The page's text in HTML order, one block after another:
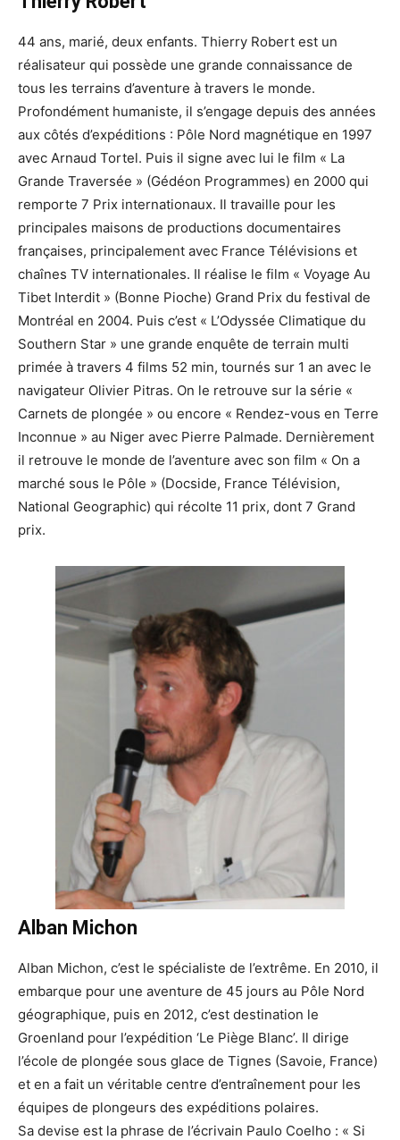
44 ans, marié, deux enfants. Thierry Robert est un
réalisateur qui possède une grande connaissance de
tous les terrains d’aventure à travers le monde.
Profondément humaniste, il s’engage depuis des années
aux côtés d’expéditions : Pôle Nord magnétique en 1997
avec Arnaud Tortel. Puis il signe avec lui le film « La
Grande Traversée » (Gédéon Programmes) en 2000 qui
remporte 7 Prix internationaux. Il travaille pour les
principales maisons de productions documentaires
françaises, principalement avec France Télévisions et
chaînes TV internationales. Il réalise le film « Voyage Au
Tibet Interdit » (Bonne Pioche) Grand Prix du festival de
Montréal en 2004. Puis c’est « L’Odyssée Climatique du
Southern Star » une grande enquête de terrain multi
primée à travers 4 films 52 min, tournés sur 1 an avec le
navigateur Olivier Pitras. On le retrouve sur la série «
Carnets de plongée » ou encore « Rendez-vous en Terre
Inconnue » au Niger avec Pierre Palmade. Dernièrement
il retrouve le monde de l’aventure avec son film « On a
marché sous le Pôle » (Docside, France Télévision,
National Geographic) qui récolte 11 prix, dont 7 Grand
prix.
Alban Michon
Alban Michon, c’est le spécialiste de l’extrême. En 2010, il
embarque pour une aventure de 45 jours au Pôle Nord
géographique, puis en 2012, c’est destination le
Groenland pour l’expédition ‘Le Piège Blanc’. Il dirige
l’école de plongée sous glace de Tignes (Savoie, France)
et en a fait un véritable centre d’entraînement pour les
équipes de plongeurs des expéditions polaires.
Sa devise est la phrase de l’écrivain Paulo Coelho : « Si